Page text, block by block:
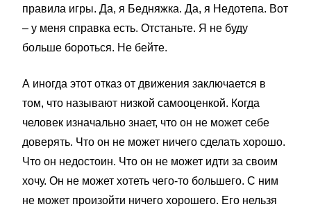
правила игры. Да, я Бедняжка. Да, я Недотепа. Вот
– у меня справка есть. Отстаньте. Я не буду
больше бороться. Не бейте.
А иногда этот отказ от движения заключается в
том, что называют низкой самооценкой. Когда
человек изначально знает, что он не может себе
доверять. Что он не может ничего сделать хорошо.
Что он недостоин. Что он не может идти за своим
хочу. Он не может хотеть чего-то большего. С ним
не может произойти ничего хорошего. Его нельзя